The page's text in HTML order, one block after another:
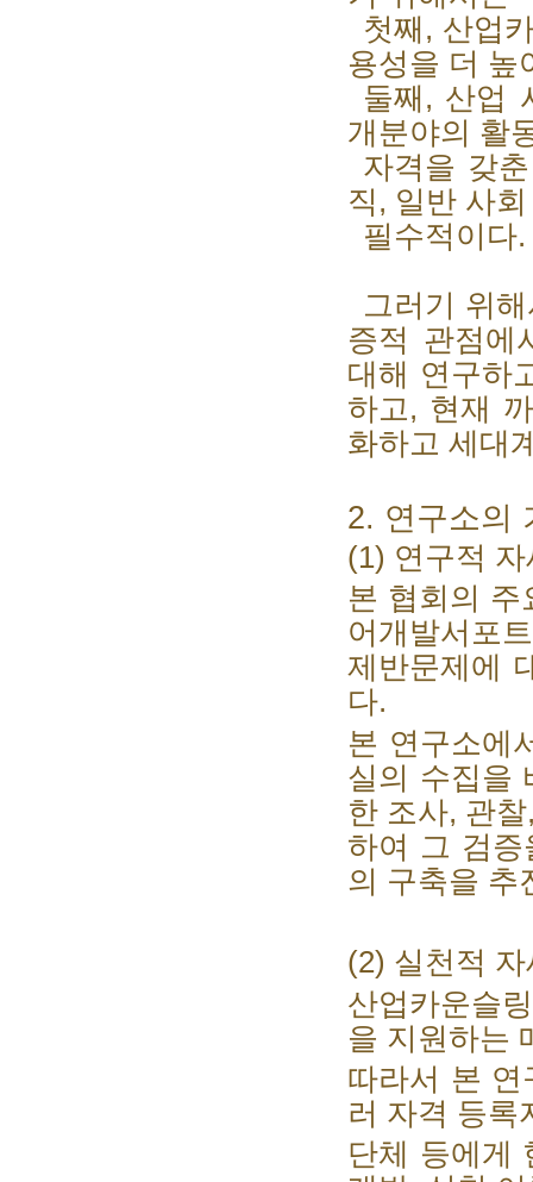
첫째 , 산업
용성을 더 높
둘째 , 산업
개분야의 활
자격을 갖
직 , 일반 사
필수적이다
그러기 위
증적 관점
대해 연구하
하고 , 현재
화하고 세대
2. 연구소의
(1) 연구적 자
본 협회의
어개발서포트
제반문제에
다.
본 연구소에
실의 수집을
한 조사, 관찰
하여 그 검증
의 구축을 추
(2) 실천적 자
산업카운슬
을 지원하는
따라서 본 연
러 자격 등록
단체 등에게